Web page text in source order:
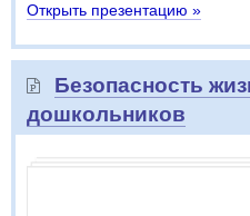
Открыть презентацию »
Безопасность
дошкольников